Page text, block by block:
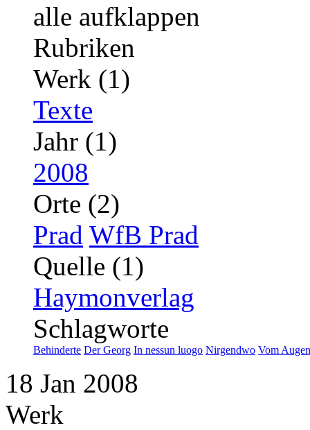
alle aufklappen
Rubriken
Werk (1)
Texte
Jahr (1)
2008
Orte (2)
Prad WfB Prad
Quelle (1)
Haymonverlag
Schlagworte
Behinderte Der Georg In nessun luogo Nirgendwo Vom
18 Jan 2008
Werk